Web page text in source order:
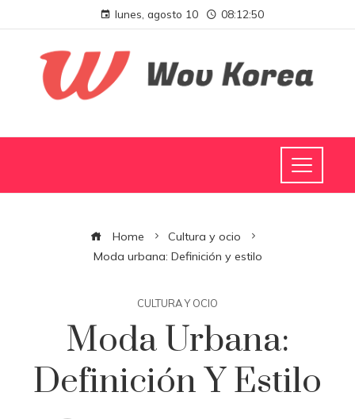
lunes, agosto 10 08:12:51
Home
Cultura y ocio
Moda urbana: Definición y estilo
CULTURA Y OCIO
Moda Urbana:
Definición Y Estilo